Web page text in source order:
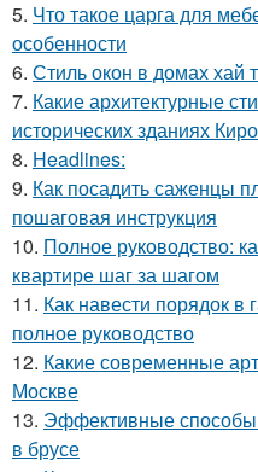
5. Что такое царга для
особенности
6. Стиль окон в домах хай
7. Какие архитектурные
исторических зданиях
8. Headlines:
9. Как посадить саженцы
пошаговая инструкция
10. Полное руководство:
квартире шаг за шагом
11. Как навести порядок в
полное руководство
12. Какие современные
Москве
13. Эффективные
в брусе